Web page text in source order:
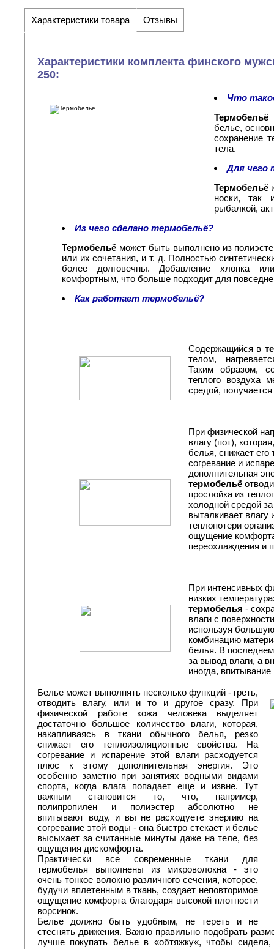
Характеристики товара Отзывы
Характеристики комплекта финского
250:
Что
Термобельё
белье,
сохранение
тела.
Для чего
Термобельё
носки, так
рыбалкой,
Из чего сделано термобельё?
Термобельё может быть выполнено из
или их сочетания, и т. д. Полностью
более долговечны. Добавление хлопка
комфортным, что больше подходит для
Как работает термобельё?
Содержащийся в
телом,
Таким образом,
теплого воздуха
средой,
При физической
влагу (пот),
белья, снижает его
согревание и
дополнительная
термобельё
прослойка из
холодной средой
выталкивает влагу
теплопотери
ощущение
переохлаждения и
При интенсивных
низких
термобелья -
влаги с
используя
комбинацию
белья. В
за вывод влаги, а
иногда,
Белье может выполнять несколько функций - греть,
отводить влагу, или и то и другое сразу. При
физической работе кожа человека выделяет
достаточно большое количество влаги, которая,
накапливаясь в ткани обычного белья, резко
снижает его теплоизоляционные свойства. На
согревание и испарение этой влаги расходуется
плюс к этому дополнительная энергия. Это
особенно заметно при занятиях водными видами
спорта, когда влага попадает еще и извне. Тут
важным становится то, что, например,
полипропилен и полиэстер абсолютно не
впитывают воду, и вы не расходуете энергию на
согревание этой воды - она быстро стекает и белье
высыхает за считанные минуты даже на теле, без
ощущения дискомфорта.
Практически все современные ткани для
термобелья выполнены из микроволокна - это
очень тонкое волокно различного сечения, которое,
будучи вплетенным в ткань, создает неповторимое
ощущение комфорта благодаря высокой плотности
ворсинок.
Белье должно быть удобным, не тереть и не
стеснять движения. Важно правильно подобрать
лучше покупать белье в «обтяжку«, чтобы